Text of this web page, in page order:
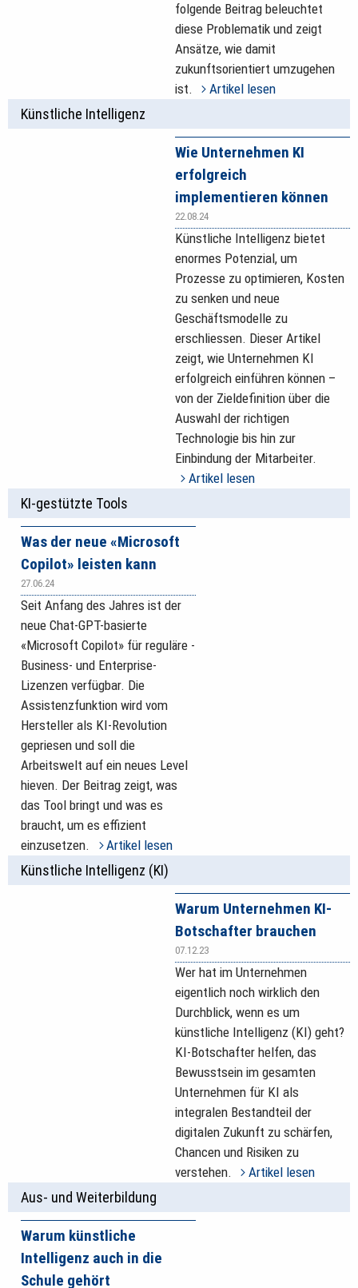
folgende Beitrag beleuchtet
diese Problematik und zeigt
Ansätze, wie damit
zukunftsorientiert umzugehen
ist.
Artikel lesen
Künstliche Intelligenz
Wie Unternehmen KI
erfolgreich
implementieren können
22.08.24
Künstliche Intelligenz bietet
enormes Potenzial, um
Prozesse zu optimieren, Kosten
zu ­senken und neue
Geschäftsmodelle zu
erschliessen. Dieser Artikel
zeigt, wie Unternehmen KI
erfolgreich einführen können –
von der Zieldefinition über die
Auswahl der richtigen
Technologie bis hin zur
Einbindung der Mitarbeiter.
Artikel lesen
KI-gestützte Tools
Was der neue «Microsoft
Copilot» leisten kann
27.06.24
Seit Anfang des Jahres ist der
neue Chat-GPT-basierte
«Microsoft Copilot» für reguläre ­
Business- und Enterprise-
Lizenzen verfügbar. Die
Assistenzfunktion wird vom
Hersteller als KI-Revolution
gepriesen und soll die
Arbeitswelt auf ein neues Level
hieven. Der Beitrag zeigt, was
das Tool bringt und was es
braucht, um es effizient
einzusetzen.
Artikel lesen
Künstliche Intelligenz (KI)
Warum Unternehmen KI-
Botschafter brauchen
07.12.23
Wer hat im Unternehmen
eigentlich noch wirklich den
Durchblick, wenn es um
künstliche Intelligenz (KI) geht?
KI-Botschafter helfen, das
Bewusstsein im gesamten
Unternehmen für KI als
integralen Bestandteil der
digitalen Zukunft zu schärfen,
Chancen und Risiken zu
verstehen.
Artikel lesen
Aus- und Weiterbildung
Warum künstliche
Intelligenz auch in die
Schule gehört